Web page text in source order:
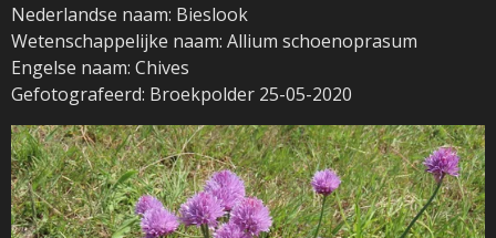
Nederlandse naam: Bieslook
Wetenschappelijke naam: Allium schoenoprasum
Engelse naam: Chives
Gefotografeerd: Broekpolder 25-05-2020